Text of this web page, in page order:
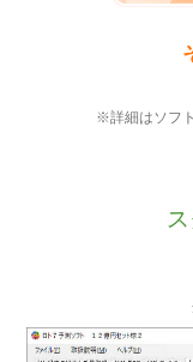
※詳細はソフ